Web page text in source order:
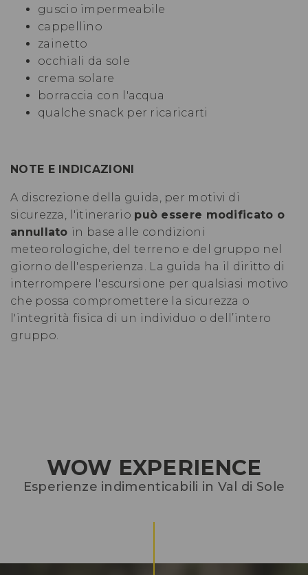
guscio impermeabile
cappellino
zainetto
occhiali da sole
crema solare
borraccia con l'acqua
qualche snack per ricaricarti
NOTE E INDICAZIONI
A discrezione della guida, per motivi di
sicurezza, l'itinerario può essere modificato o
annullato in base alle condizioni
meteorologiche, del terreno e del gruppo nel
giorno dell'esperienza. La guida ha il diritto di
interrompere l'escursione per qualsiasi motivo
che possa compromettere la sicurezza o
l'integrità fisica di un individuo o dell’intero
gruppo.
WOW EXPERIENCE
Esperienze indimenticabili in Val di Sole